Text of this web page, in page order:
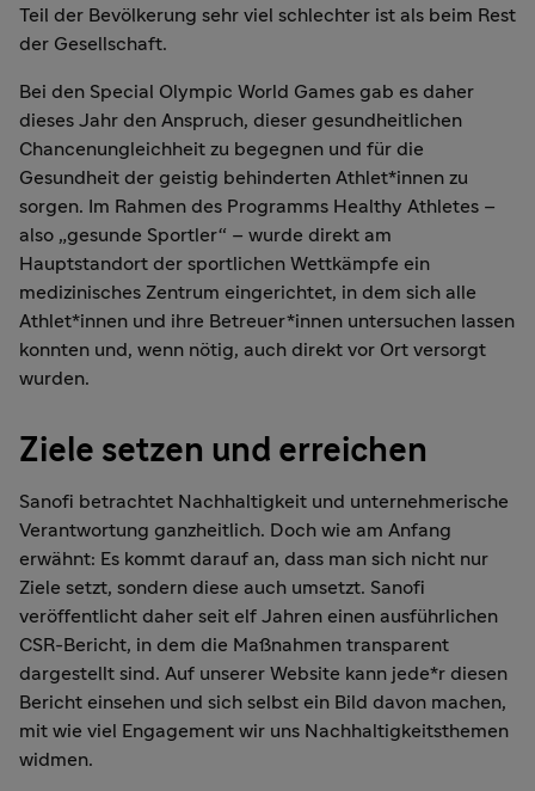
Teil der Bevölkerung sehr viel schlechter ist als beim Rest
der Gesellschaft.
Bei den Special Olympic World Games gab es daher
dieses Jahr den Anspruch, dieser gesundheitlichen
Chancenungleichheit zu begegnen und für die
Gesundheit der geistig behinderten Athlet*innen zu
sorgen. Im Rahmen des Programms Healthy Athletes –
also „gesunde Sportler“ – wurde direkt am
Hauptstandort der sportlichen Wettkämpfe ein
medizinisches Zentrum eingerichtet, in dem sich alle
Athlet*innen und ihre Betreuer*innen untersuchen lassen
konnten und, wenn nötig, auch direkt vor Ort versorgt
wurden.
Ziele setzen und erreichen
Sanofi betrachtet Nachhaltigkeit und unternehmerische
Verantwortung ganzheitlich. Doch wie am Anfang
erwähnt: Es kommt darauf an, dass man sich nicht nur
Ziele setzt, sondern diese auch umsetzt. Sanofi
veröffentlicht daher seit elf Jahren einen ausführlichen
CSR-Bericht, in dem die Maßnahmen transparent
dargestellt sind. Auf unserer Website kann jede*r diesen
Bericht einsehen und sich selbst ein Bild davon machen,
mit wie viel Engagement wir uns Nachhaltigkeitsthemen
widmen.